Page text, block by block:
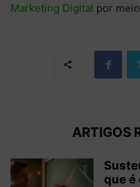
Marketing Digital por
ARTIGOS
que é